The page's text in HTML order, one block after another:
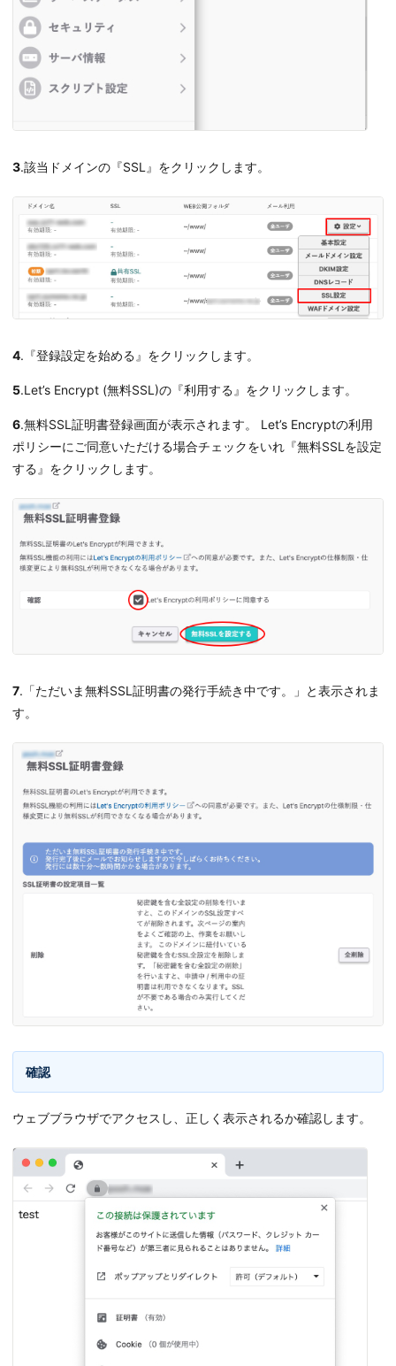
3.該当ドメインの『SSL』をクリックします。
4.『登録設定を始める』をクリックします。
5.Let’s Encrypt (無料SSL)の『利用する』をクリックします。
6.無料SSL証明書登録画面が表示されます。 Let’s Encryptの利用
ポリシーにご同意いただける場合チェックをいれ『無料SSLを設定
する』をクリックします。
7.「ただいま無料SSL証明書の発行手続き中です。」と表示されま
す。
確認
ウェブブラウザでアクセスし、正しく表示されるか確認します。